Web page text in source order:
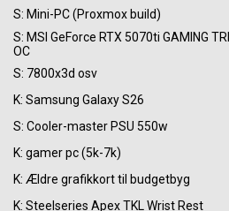
S: Mini-PC (Proxmox build)
S: MSI GeForce RTX 5070ti GAMING
OC
S: 7800x3d osv
K: Samsung Galaxy S26
S: Cooler-master PSU 550w
K: gamer pc (5k-7k)
K: Ældre grafikkort til budgetbyg
K: Steelseries Apex TKL Wrist Rest